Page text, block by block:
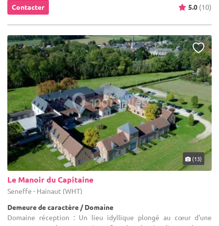
Contacter 5.0 (10)
(13)
Le Manoir du Capitaine
Seneffe - Hainaut (WHT)
Demeure de caractère / Domaine
Domaine réception : Un lieu idyllique plongé au cœur d'une